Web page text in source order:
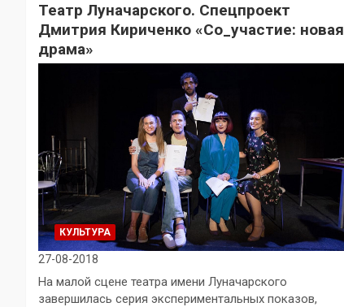
Театр Луначарского. Спецпроект
Дмитрия Кириченко «Со_участие: новая
драма»
КУЛЬТУРА
27-08-2018
На малой сцене театра имени Луначарского
завершилась серия экспериментальных показов,